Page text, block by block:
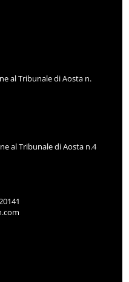
al Tribunale di Aosta n.
al Tribunale di Aosta n.4